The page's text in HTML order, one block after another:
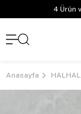
4 Ürün
Anasayfa HALHAL